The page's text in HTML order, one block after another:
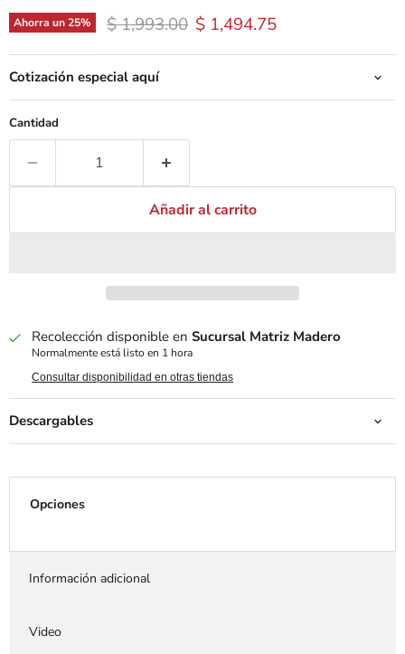
Ahorra un25% Precio original
$ 1,993.00 Precio actual
$ 1,494.75
Cotización especial aquí
Cantidad
Añadir al carrito
Recolección disponible en Sucursal Matriz Madero
Normalmente está listo en 1 hora
Consultar disponibilidad en otras tiendas
Descargables
Opciones
Información adicional
Video